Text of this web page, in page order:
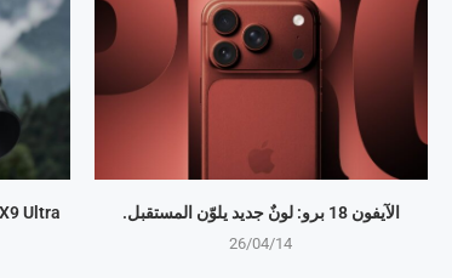
الآيفون 18 برو: لونٌ جديد يلوّن المستقبل.
26/04/14